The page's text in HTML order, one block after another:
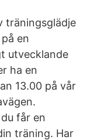
träningsglädje
en
utvecklande
ha en
13.00 på vår
får en
träning. Har